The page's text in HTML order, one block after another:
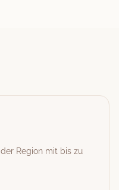
Region mit bis zu